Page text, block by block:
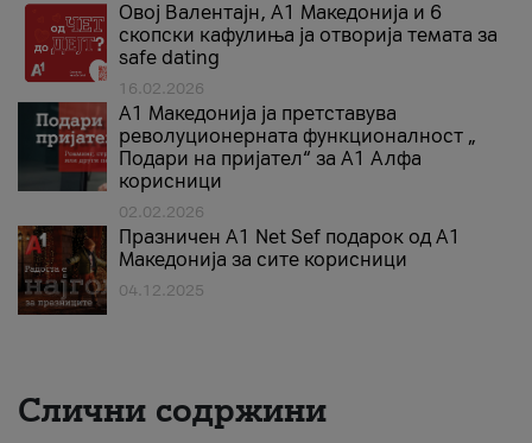
Овој Валентајн, A1 Македонија и 6
скопски кафулиња ја отворија темата за
safe dating
16.02.2026
А1 Македонија ја претставува
револуционерната функционалност „
Подари на пријател“ за А1 Алфа
корисници
02.02.2026
Празничен A1 Net Sеf подарок од А1
Македонија за сите корисници
04.12.2025
Слични содржини